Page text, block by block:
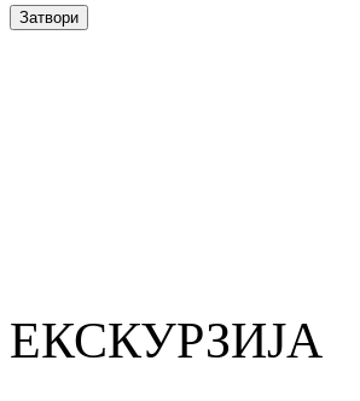
Затвори
ЕКСКУРЗИЈА